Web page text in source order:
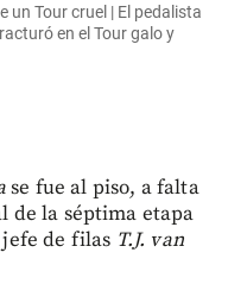
un Tour cruel | El pedalista
en el Tour galo y
se fue al piso, a falta
de la séptima etapa
jefe de filas T.J. van